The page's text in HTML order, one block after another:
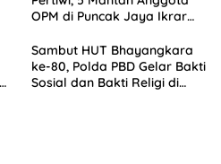
OPM di Puncak Jaya Ikrar
Sambut HUT Bhayangkara
ke-80, Polda PBD Gelar Bakti
Sosial dan Bakti Religi di